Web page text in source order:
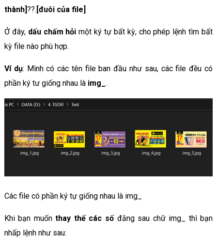
thành]??. [đuôi của file]
Ở đây, dấu chấm hỏi một ký tự bất kỳ, cho phép lệnh tìm bất
kỳ file nào phù hợp.
Ví dụ: Mình có các tên file ban đầu như sau, các file đều có
phần ký tư giống nhau là img_ .
Các file có phần ký tự giống nhau là img_
Khi bạn muốnthay thế các số đằng sau chữ img_ thì bạn
nhấp lệnh như sau: